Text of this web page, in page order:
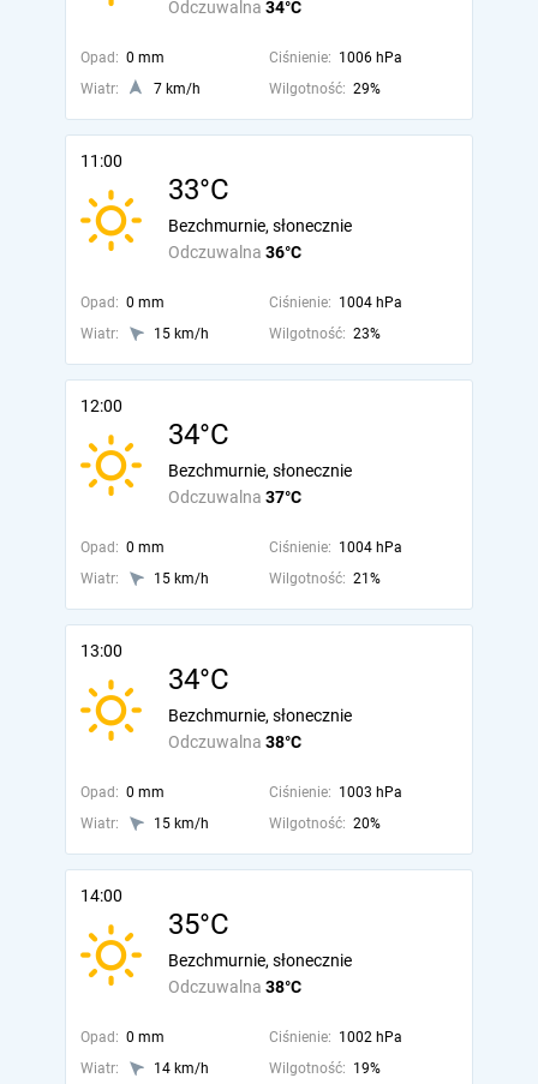
Odczuwalna 34°C
Opad: 0 mm Ciśnienie: 1006 hPa
Wiatr:
7 km/h Wilgotność: 29%
11:00
33°C
Odczuwalna 36°C
Bezchmurnie, słonecznie
Opad: 0 mm Ciśnienie: 1004 hPa
Wiatr:
15 km/h Wilgotność: 23%
12:00
34°C
Odczuwalna 37°C
Bezchmurnie, słonecznie
Opad: 0 mm Ciśnienie: 1004 hPa
Wiatr:
15 km/h Wilgotność: 21%
13:00
34°C
Odczuwalna 38°C
Bezchmurnie, słonecznie
Opad: 0 mm Ciśnienie: 1003 hPa
Wiatr:
15 km/h Wilgotność: 20%
14:00
35°C
Odczuwalna 38°C
Bezchmurnie, słonecznie
Opad: 0 mm Ciśnienie: 1002 hPa
Wiatr:
14 km/h Wilgotność: 19%